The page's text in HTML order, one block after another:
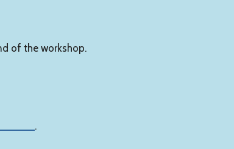
of the workshop.
.